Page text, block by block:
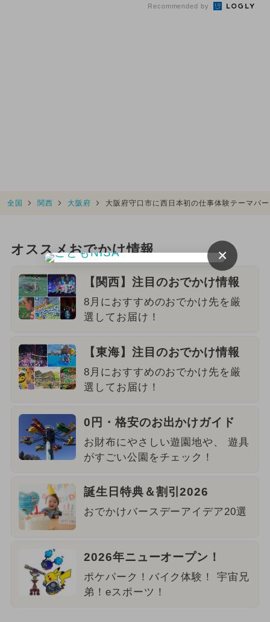
Recommended by
全国 関西 大阪府 大阪府守口市に西日本初の仕事体験テーマパ
オススメおでかけ情報
【関西】注目のおでかけ情報
8月におすすめのおでかけ先を厳
選してお届け！
【東海】注目のおでかけ情報
8月におすすめのおでかけ先を厳
選してお届け！
0円・格安のお出かけガイド
お財布にやさしい遊園地や、 遊具
がすごい公園をチェック！
誕生日特典＆割引2026
おでかけバースデーアイデア20選
2026年ニューオープン！
ポケパーク！バイク体験！ 宇宙兄
弟！eスポーツ！
×